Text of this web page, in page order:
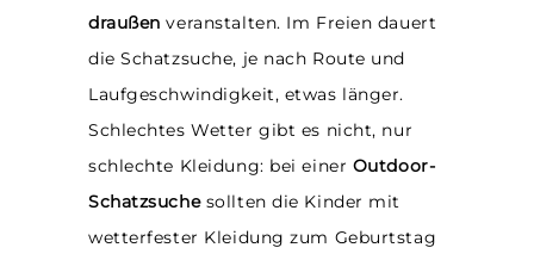
draußenveranstalten. Im Freien dauert
die Schatzsuche, je nach Route und
Laufgeschwindigkeit, etwas länger.
Schlechtes Wetter gibt es nicht, nur
schlechte Kleidung: bei einer Outdoor-
Schatzsuchesollten die Kinder mit
wetterfester Kleidung zum Geburtstag